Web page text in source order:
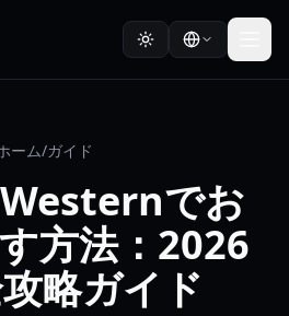
ーム/ガイド
でお
方法：2026
略ガイド